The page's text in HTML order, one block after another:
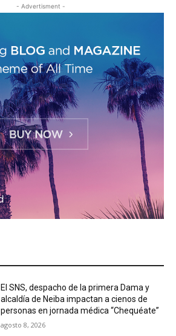
- Advertisment -
El SNS, despacho de la primera Dama y
alcaldía de Neiba impactan a cienos de
personas en jornada médica “Chequéate”
agosto 8, 2026